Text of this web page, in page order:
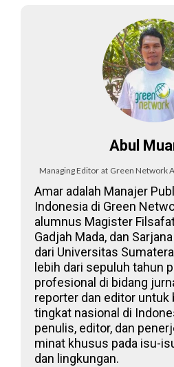
Abul
Managing Editor at Green Network
Amar adalah Manajer
Indonesia di Green
alumnus Magister
Gadjah Mada, dan
dari Universitas
lebih dari sepuluh tahun
profesional di bidang
reporter dan editor untuk
tingkat nasional di
penulis, editor, dan
minat khusus pada isu-
dan lingkungan.